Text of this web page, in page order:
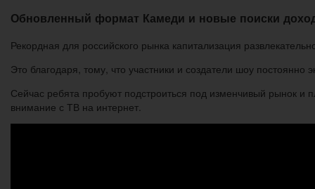
Обновленный формат Камеди и новые поиски
Рекордная для российского рынка капитализация
Это благодаря, тому, что участники и создатели шоу
Сейчас ребята пробуют подстроиться под изменчивый рынок
внимание с ТВ на интернет.